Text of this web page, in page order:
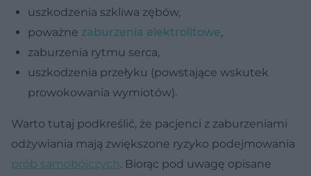
uszkodzenia szkliwa zębów,
poważne zaburzenia elektrolitowe,
zaburzenia rytmu serca,
uszkodzenia przełyku (powstające wskutek
prowokowania wymiotów).
Warto tutaj podkreślić, że pacjenci z zaburzeniami
odżywiania mają zwiększone ryzyko podejmowania
prób samobójczych. Biorąc pod uwagę opisane